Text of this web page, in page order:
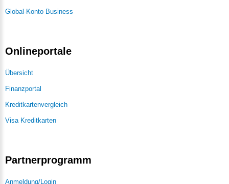
Global-Konto Business
Onlineportale
Übersicht
Finanzportal
Kreditkartenvergleich
Visa Kreditkarten
Partnerprogramm
Anmeldung/Login